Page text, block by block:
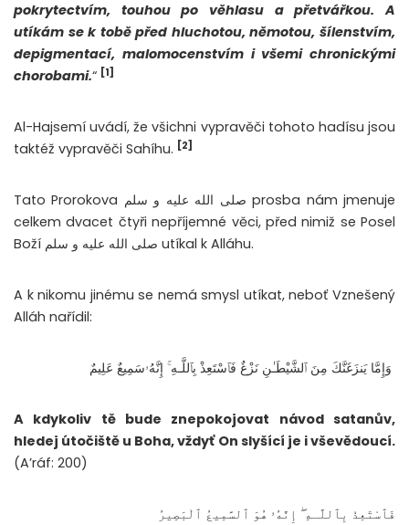
pokrytectvím, touhou po věhlasu a přetvářkou. A
utíkám se k tobě před hluchotou, němotou, šílenstvím,
depigmentací, malomocenstvím i všemi chronickými
chorobami.“ [1]
Al-Hajsemí uvádí, že všichni vypravěči tohoto hadísu jsou
taktéž vypravěči Sahíhu. [2]
Tato Prorokova صلى الله عليه و سلم prosba nám jmenuje
celkem dvacet čtyři nepříjemné věci, před nimiž se Posel
Boží صلى الله عليه و سلم utíkal k Alláhu.
A k nikomu jinému se nemá smysl utíkat, neboť Vznešený
Alláh nařídil:
وَإِمَّا يَنزَغَنَّكَ مِنَ ٱلشَّيْطَـٰنِ نَزْغٌ فَٱسْتَعِذْ بِٱللَّـهِ ۚ إِنَّهُۥسَمِيعٌ عَلِيمٌ
A kdykoliv tě bude znepokojovat návod satanův,
hledej útočiště u Boha, vždyť On slyšící je i vševědoucí.
(A’ráf: 200)
فَٱسْتَعِذْ بِٱللَّـهِ ۖ إِنَّهُۥ هُوَ ٱلسَّمِيعُ ٱلْبَصِيرُ